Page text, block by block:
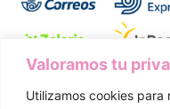
Valoramos tu
Utilizamos cookies para